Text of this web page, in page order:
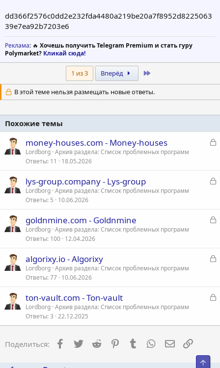
dd366f2576c0dd2e232fda4480a219be20a7f8952d8225063
39e7ea92b7203e6
Реклама: 🔥 Хочешь получить Telegram Premium и стать гуру
Polymarket? Кликай сюда!
1 из 3 Вперёд
В этой теме нельзя размещать новые ответы.
Похожие темы
З
money-houses.com - Money-houses
Lordborg Архив раздела: Список проблемных программ
Ответы 11 18.05.2026
З
lys-group.company - Lys-group
Lordborg Архив раздела: Список проблемных программ
Ответы 5 10.06.2026
З
goldnmine.com - Goldnmine
Lordborg Архив раздела: Список проблемных программ
Ответы 100 12.04.2026
З
algorixy.io - Algorixy
Lordborg Архив раздела: Список проблемных программ
Ответы 77 10.06.2026
З
р
ton-vault.com - Ton-vault
Lordborg Архив раздела: Список проблемных программ
Ответы 3 22.12.2025
Поделиться: Facebook
Twitter Reddit PinterestTumblr WhatsApp